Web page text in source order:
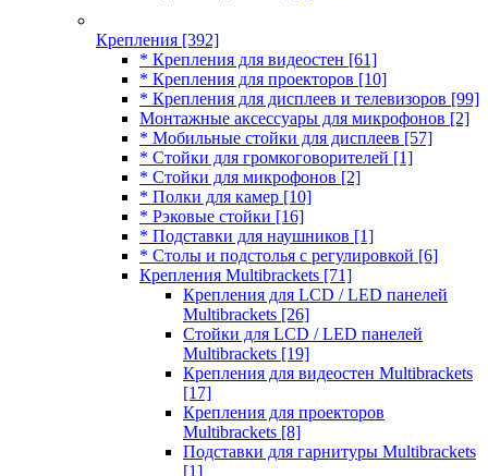
Крепления [392]
* Крепления для видеостен [61]
* Крепления для проекторов [10]
* Крепления для дисплеев и телевизоров [99]
Монтажные аксессуары для микрофонов [2]
* Мобильные стойки для дисплеев [57]
* Стойки для громкоговорителей [1]
* Стойки для микрофонов [2]
* Полки для камер [10]
* Рэковые стойки [16]
* Подставки для наушников [1]
* Столы и подстолья с регулировкой [6]
Крепления Multibrackets [71]
Крепления для LCD / LED панелей
Multibrackets [26]
Стойки для LCD / LED панелей
Multibrackets [19]
Крепления для видеостен Multibrackets
[17]
Крепления для проекторов
Multibrackets [8]
Подставки для гарнитуры Multibrackets
[1]